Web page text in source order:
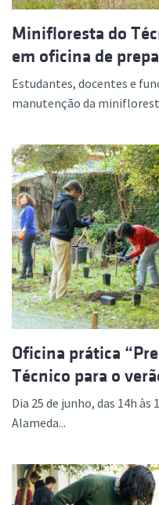
Minifloresta do
em oficina de
Estudantes, docentes e
manutenção da
Oficina prática
Técnico para o
Dia 25 de junho, das 14h às
Alameda...